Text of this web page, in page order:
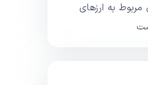
به ارزهای